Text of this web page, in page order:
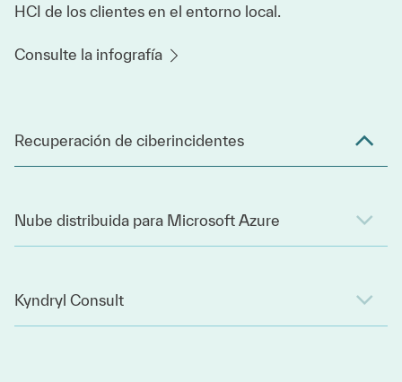
HCI de los clientes en el entorno local.
Consulte la infografía
Recuperación de ciberincidentes
Nube distribuida para Microsoft Azure
Kyndryl Consult